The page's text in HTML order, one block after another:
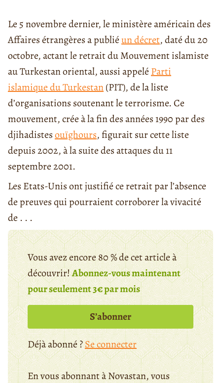
Le 5 novembre dernier, le ministère américain des
Affaires étrangères a publiéun décret, daté du 20
octobre, actant le retrait du Mouvement islamiste
au Turkestan oriental, aussi appelé Parti
islamique du Turkestan(PIT), de la liste
d’organisations soutenant le terrorisme. Ce
mouvement, crée à la fin des années 1990 par des
djihadistesouïghours, figurait sur cette liste
depuis 2002, à la suite des attaques du 11
septembre 2001.
Les Etats-Unis ont justifié ce retrait par l’absence
de preuves qui pourraient corroborer la vivacité
de . . .
Vous avez encore 80 % de cet article à
découvrir!Abonnez-vous maintenant
pour seulement 3€ par mois
S’abonner
Déjà abonné ?Se connecter
En vous abonnant à Novastan, vous